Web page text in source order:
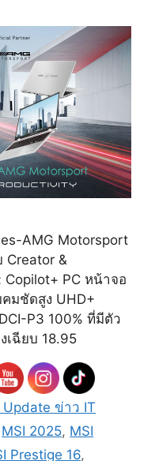
AMG Motorsport
Creator &
Copilot+ PC หน้าจอ
มชัดสูง UHD+
P3 100% ที่มีตัว
เฉียบ 18.95
Update ข่าว IT
MSI 2025, MSI
Prestige 16,